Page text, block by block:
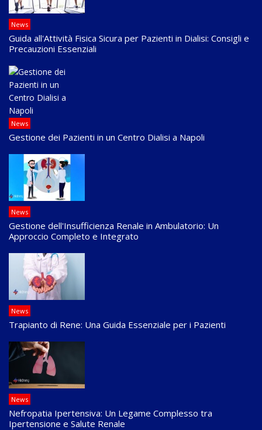
News
Guida all'Attività Fisica Sicura per Pazienti in Dialisi: Consigli e
Precauzioni Essenziali
News
Gestione dei Pazienti in un Centro Dialisi a Napoli
News
Gestione dell'Insufficienza Renale in Ambulatorio: Un
Approccio Completo e Integrato
News
Trapianto di Rene: Una Guida Essenziale per i Pazienti
News
Nefropatia Ipertensiva: Un Legame Complesso tra
Ipertensione e Salute Renale